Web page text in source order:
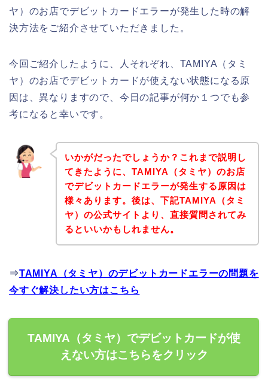
ヤ）のお店でデビットカードエラーが発生した時の解
決方法をご紹介させていただきました。
今回ご紹介したように、人それぞれ、TAMIYA（タミ
ヤ）のお店でデビットカードが使えない状態になる原
因は、異なりますので、今日の記事が何か１つでも参
考になると幸いです。
いかがだったでしょうか？これまで説明し
てきたように、TAMIYA（タミヤ）のお店
でデビットカードエラーが発生する原因は
様々あります。後は、下記TAMIYA（タミ
ヤ）の公式サイトより、直接質問されてみ
るといいかもしれません。
⇒TAMIYA（タミヤ）のデビットカードエラーの問題を
今すぐ解決したい方はこちら
TAMIYA（タミヤ）でデビットカードが使
えない方はこちらをクリック